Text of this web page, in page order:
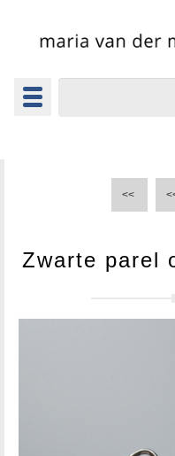
Toggle
navigation
<<
Zwarte parel